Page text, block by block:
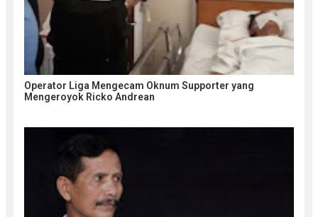
Operator Liga Mengecam Oknum Supporter yang
Mengeroyok Ricko Andrean